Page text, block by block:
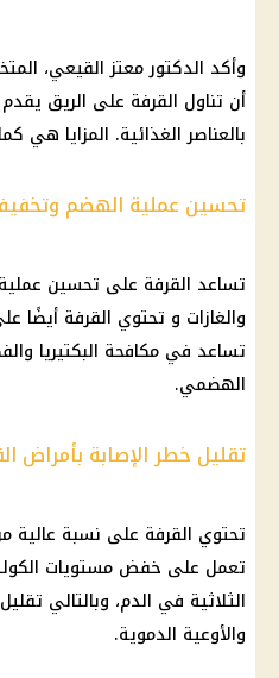
وأكد الدكتور معتز القيعي،
أن تناول القرفة على الريق
بالعناصر الغذائية. المزايا هي
تحسين عملية الهضم وتخفيف
تساعد القرفة على تحسين
والغازات و تحتوي القرفة أيضًا
تساعد في مكافحة البكتيريا
الهضمي.
تقليل خطر الإصابة بأمراض
تحتوي القرفة على نسبة عالية
تعمل على خفض مستويات
الثلاثية في الدم، وبالتالي
والأوعية الدموية.